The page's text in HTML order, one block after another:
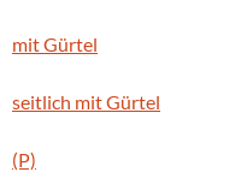
mit Gürtel
seitlich mit Gürtel
(P)